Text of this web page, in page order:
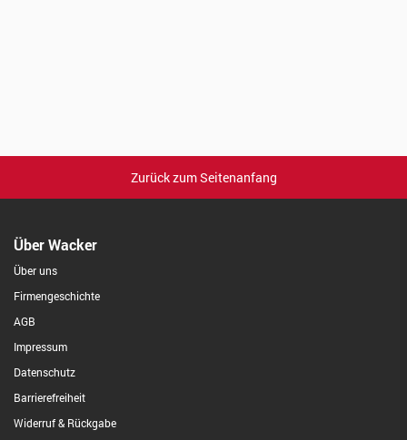
Zurück zum Seitenanfang
Über Wacker
Über uns
Firmengeschichte
AGB
Impressum
Datenschutz
Barrierefreiheit
Widerruf & Rückgabe